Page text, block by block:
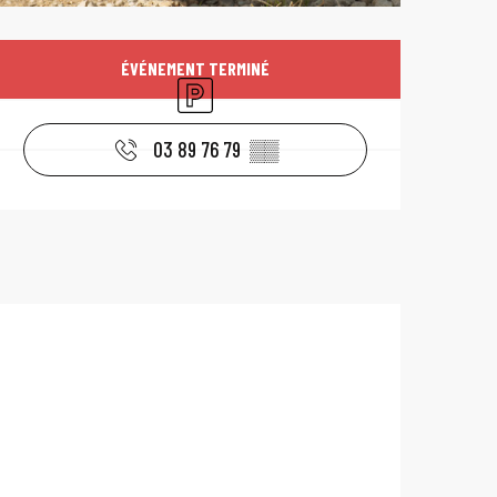
et
ÉVÉNEMENT TERMINÉ
Parking
03 89 76 79 ▒▒